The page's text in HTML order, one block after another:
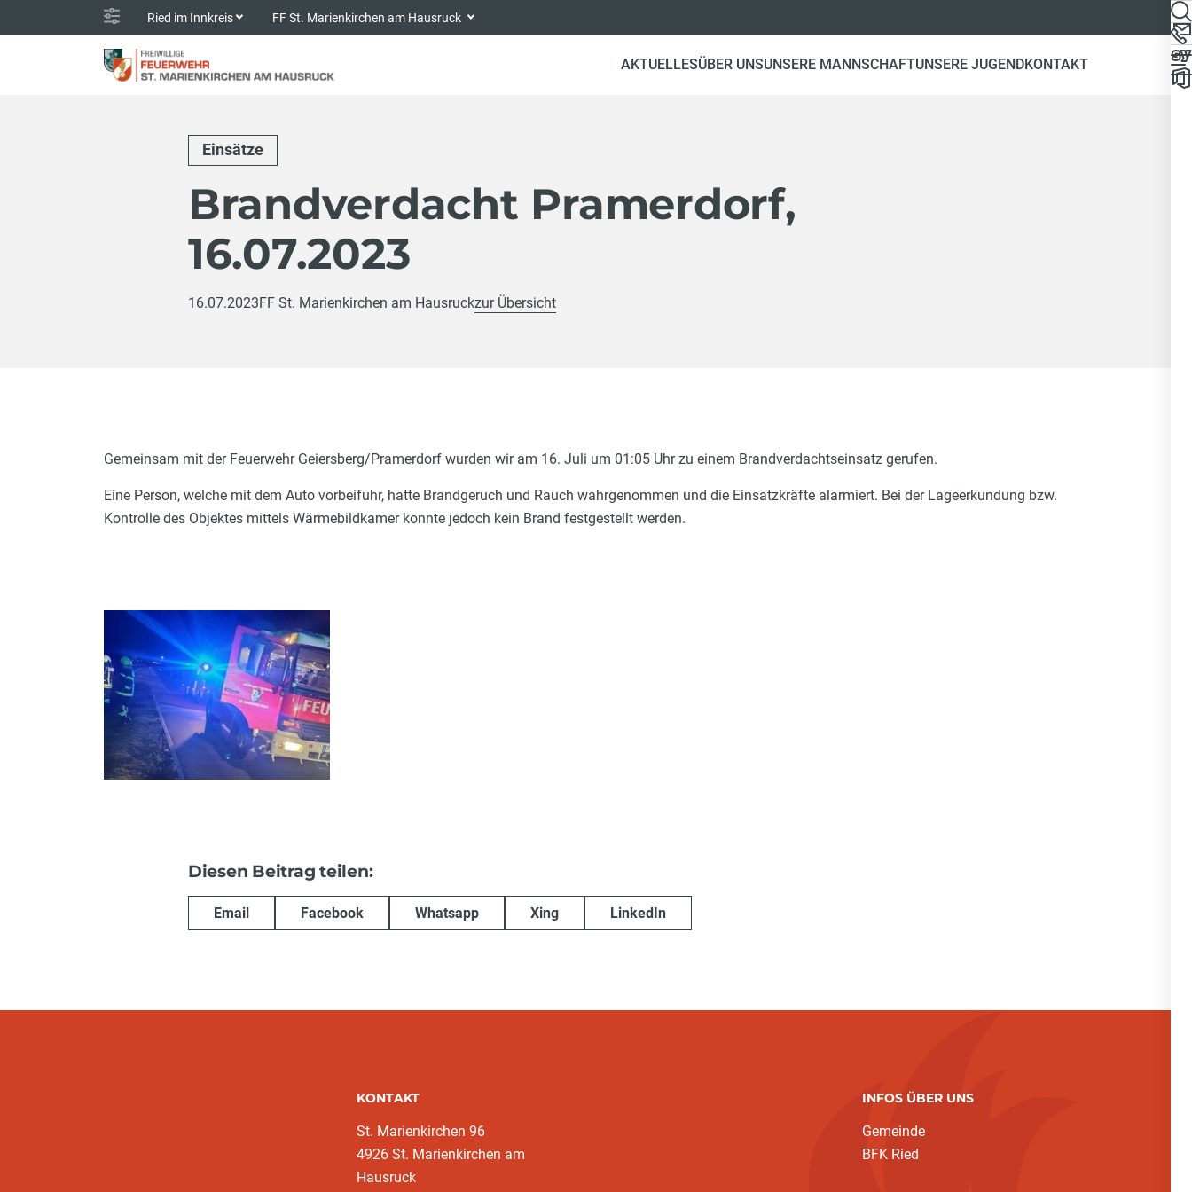
Ried im Innkreis FF St. Marienkirchen am Hausruck
AKTUELLESÜBER UNSUNSERE MANNSCHAFTUNSERE JUGENDKONTAKT
Einsätze
Brandverdacht Pramerdorf,
16.07.2023
16.07.2023FF St. Marienkirchen am Hausruckzur Übersicht
Gemeinsam mit der Feuerwehr Geiersberg/Pramerdorf wurden wir am 16. Juli um 01:05 Uhr zu einem Brandverdachtseinsatz gerufen.
Eine Person, welche mit dem Auto vorbeifuhr, hatte Brandgeruch und Rauch wahrgenommen und die Einsatzkräfte alarmiert. Bei der Lageerkundung bzw.
Kontrolle des Objektes mittels Wärmebildkamer konnte jedoch kein Brand festgestellt werden.
Diesen Beitrag teilen:
Email Facebook Whatsapp Xing LinkedIn
KONTAKT
St. Marienkirchen 96
4926 St. Marienkirchen am
Hausruck
INFOS ÜBER UNS
Gemeinde
BFK Ried